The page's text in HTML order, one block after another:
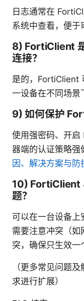
日志通常在
系统中查看，便于
8) FortiClient
连接？
是的，FortiClient
一设备在不同场景
9) 如何保护
使用强密码、开启
器端的认证策略强
因、解决方案与防
10) FortiClient
题？
可以在一台设备上
需要注意冲突（如
突，确保只生效一
（更多常见问题
求进行扩展）